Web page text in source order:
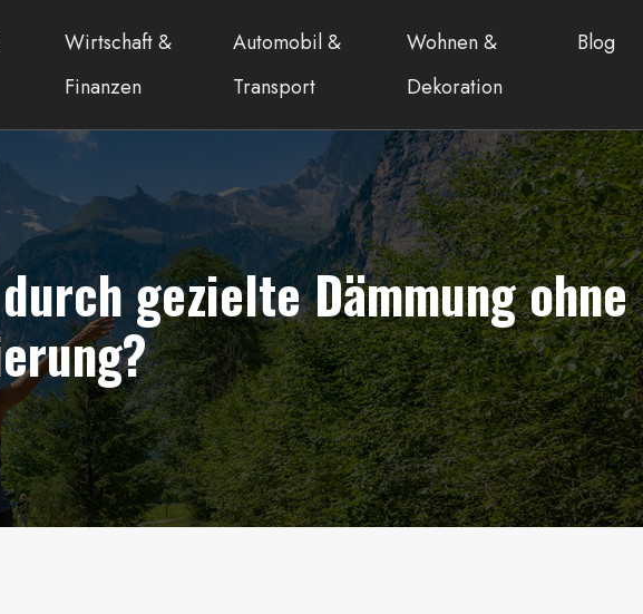
Wirtschaft &
Finanzen
Automobil &
Transport
Wohnen &
Dekoration
Blog
gezielte Dämmung ohne